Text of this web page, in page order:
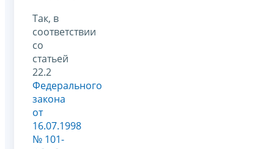
Так, в
соответствии
со
статьей
22.2
Федерального
закона
от
16.07.1998
№ 101-